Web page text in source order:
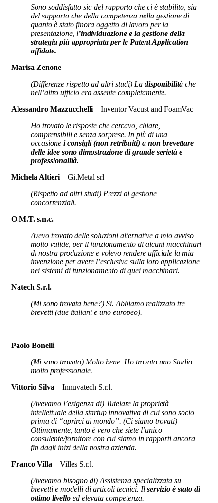
Sono soddisfatto sia del rapporto che ci è stabilito, sia
del supporto che della competenza nella gestione di
quanto è stato finora oggetto di lavoro per la
presentazione, l’individuazione e la gestione della
strategia più appropriata per le Patent Application
affidate.
Marisa Zenone
(Differenze rispetto ad altri studi) La disponibilità che
nell’altro ufficio era assente completamente.
Alessandro Mazzucchelli – Inventor Vacust and FoamVac
Ho trovato le risposte che cercavo, chiare,
comprensibili e senza sorprese. In più di una
occasione i consigli (non retribuiti) a non brevettare
delle idee sono dimostrazione di grande serietà e
professionalità.
Michela Altieri – Gi.Metal srl
(Rispetto ad altri studi) Prezzi di gestione
concorrenziali.
O.M.T. s.n.c.
Avevo trovato delle soluzioni alternative a mio avviso
molto valide, per il funzionamento di alcuni macchinari
di nostra produzione e volevo rendere ufficiale la mia
invenzione per avere l’esclusiva sulla loro applicazione
nei sistemi di funzionamento di quei macchinari.
Natech S.r.l.
(Mi sono trovata bene?) Si. Abbiamo realizzato tre
brevetti (due italiani e uno europeo).
Paolo Bonelli
(Mi sono trovato) Molto bene. Ho trovato uno Studio
molto professionale.
Vittorio Silva – Innuvatech S.r.l.
(Avevamo l’esigenza di) Tutelare la proprietà
intellettuale della startup innovativa di cui sono socio
prima di “aprirci al mondo”. (Ci siamo trovati)
Ottimamente, tanto è vero che siete l’unico
consulente/fornitore con cui siamo in rapporti ancora
fin dagli inizi della nostra azienda.
Franco Villa – Villes S.r.l.
(Avevamo bisogno di) Assistenza specializzata su
brevetti e modelli di articoli tecnici. Il servizio è stato di
ottimo livello ed elevata competenza.